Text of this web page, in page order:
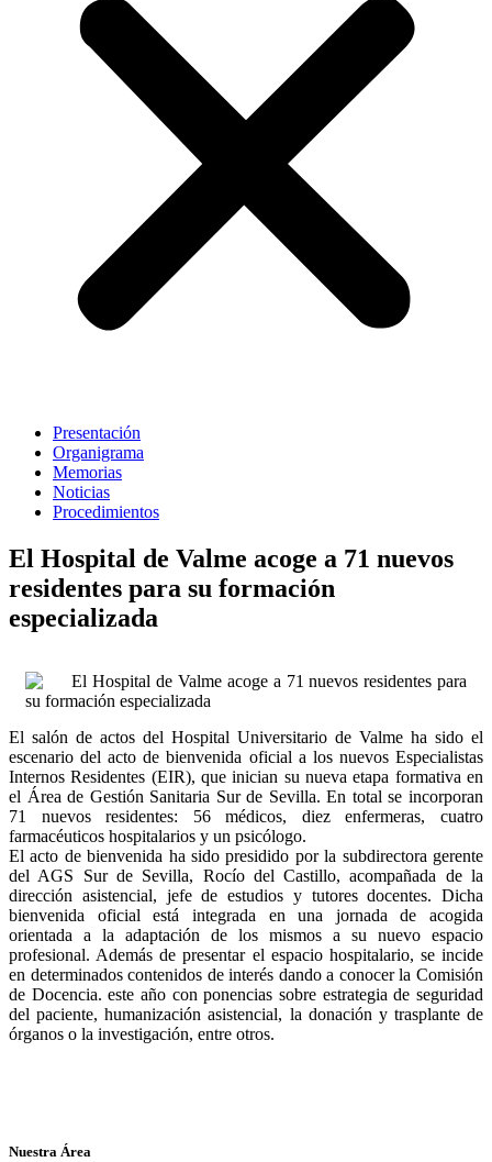
Presentación
Organigrama
Memorias
Noticias
Procedimientos
El Hospital de Valme acoge a 71 nuevos
residentes para su formación
especializada
El salón de actos del Hospital Universitario de Valme ha sido el
escenario del acto de bienvenida oficial a los nuevos Especialistas
Internos Residentes (EIR), que inician su nueva etapa formativa en
el Área de Gestión Sanitaria Sur de Sevilla. En total se incorporan
71 nuevos residentes: 56 médicos, diez enfermeras, cuatro
farmacéuticos hospitalarios y un psicólogo.
El acto de bienvenida ha sido presidido por la subdirectora gerente
del AGS Sur de Sevilla, Rocío del Castillo, acompañada de la
dirección asistencial, jefe de estudios y tutores docentes. Dicha
bienvenida oficial está integrada en una jornada de acogida
orientada a la adaptación de los mismos a su nuevo espacio
profesional. Además de presentar el espacio hospitalario, se incide
en determinados contenidos de interés dando a conocer la Comisión
de Docencia. este año con ponencias sobre estrategia de seguridad
del paciente, humanización asistencial, la donación y trasplante de
órganos o la investigación, entre otros.
Nuestra Área